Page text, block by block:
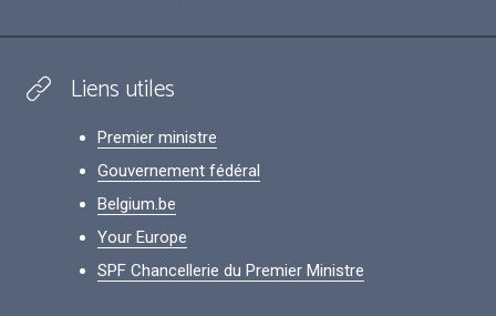
Liens utiles
Premier ministre
Gouvernement fédéral
Belgium.be
Your Europe
SPF Chancellerie du Premier Ministre